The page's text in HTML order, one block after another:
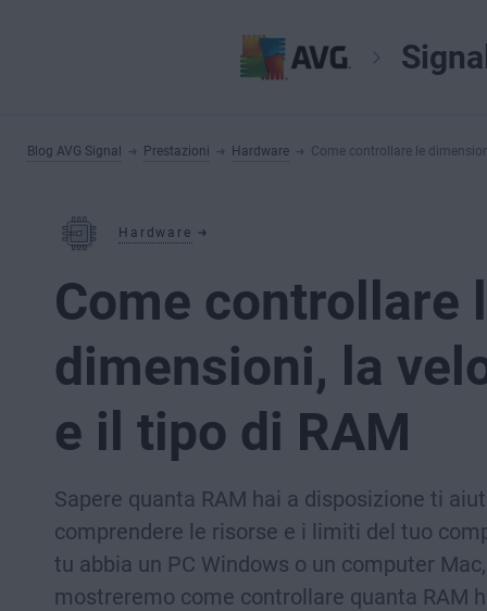
Blog AVG Signal Prestazioni Hardware Come controllare le
Hardware
Come controllare
dimensioni, la
e il tipo di RAM
Sapere quanta RAM hai a disposizione ti
comprendere le risorse e i limiti del tuo
tu abbia un PC Windows o un computer
mostreremo come controllare quanta RAM